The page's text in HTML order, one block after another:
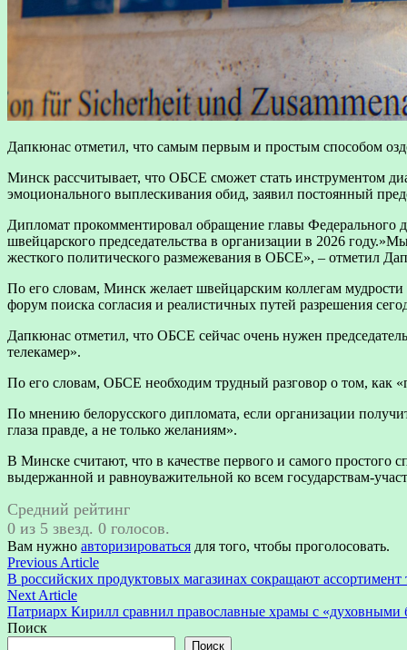
Дапкюнас отметил, что самым первым и простым способом
Минск рассчитывает, что ОБСЕ сможет стать инструментом
эмоционального выплескивания обид, заявил постоянный
Дипломат прокомментировал обращение главы
швейцарского председательства в организации в 2026
жесткого политического размежевания в ОБСЕ», – отметил
По его словам, Минск желает швейцарским коллегам
форум поиска согласия и реалистичных путей разрешения
Дапкюнас отметил, что ОБСЕ сейчас очень нужен
телекамер».
По его словам, ОБСЕ необходим трудный разговор о том, как
По мнению белорусского дипломата, если организации
глаза правде, а не только желаниям».
В Минске считают, что в качестве первого и самого
выдержанной и равноуважительной ко всем государствам-
Средний рейтинг
0 из 5 звезд. 0 голосов.
Вам нужно авторизироваться для того, чтобы проголосовать.
Навигация
по
записям
Previous ArticlePrevious
article:
В российских продуктовых магазинах сокращают ассортимент
Next ArticleNext
article:
Патриарх Кирилл сравнил православные храмы с «духовными
Поиск
Поиск